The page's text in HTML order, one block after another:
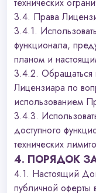
3.4. Права
3.4.1.
функционала,
планом и
3.4.2. Обращаться
Лицензиара по
использованием
3.4.3.
доступного
технических
4. ПОРЯДОК
4.1. Настоящий
публичной оферты